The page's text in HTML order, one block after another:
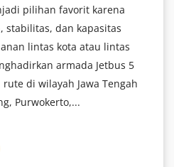
pilihan favorit karena
stabilitas, dan kapasitas
lintas kota atau lintas
armada Jetbus 5
di wilayah Jawa Tengah
Purwokerto,...